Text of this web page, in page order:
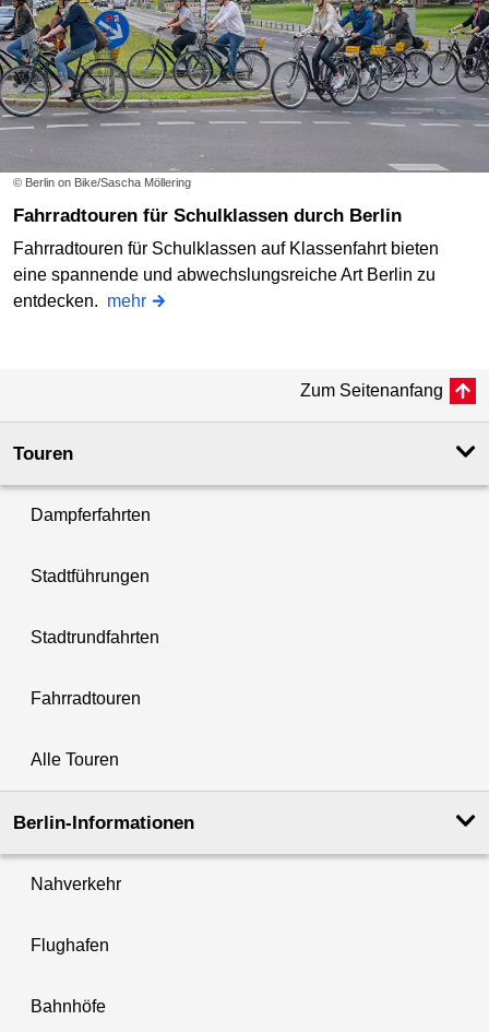
© Berlin on Bike/Sascha Möllering
Fahrradtouren für Schulklassen durch Berlin
Fahrradtouren für Schulklassen auf Klassenfahrt bieten
eine spannende und abwechslungsreiche Art Berlin zu
entdecken. mehr
Zum Seitenanfang
Touren
Dampferfahrten
Stadtführungen
Stadtrundfahrten
Fahrradtouren
Alle Touren
Berlin-Informationen
Nahverkehr
Flughafen
Bahnhöfe